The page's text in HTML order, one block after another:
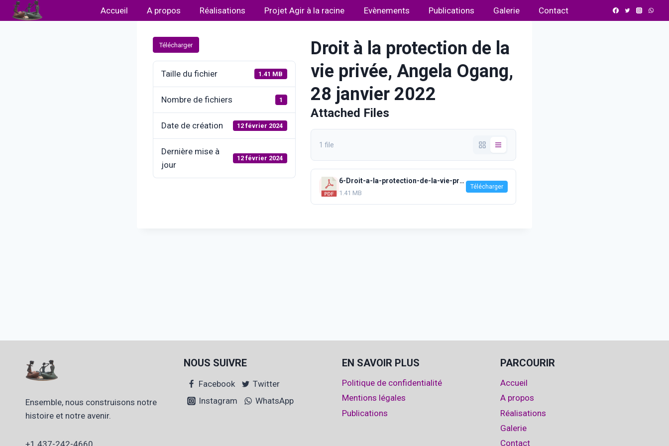
Aller
au
Accueil A propos Réalisations Projet Agir à la racine Evènements Publications Galerie Contact
Télécharger
Taille du fichier 1.41 MB
Nombre de fichiers 1
Date de création 12 février 2024
Dernière mise à
jour
12 février 2024
Droit à la protection de la
vie privée, Angela Ogang,
28 janvier 2022
Attached Files
1 file
6-Droit-a-la-protection-de-la-vie-privee.pdf
1.41 MB
Télécharger
Ensemble, nous construisons notre
histoire et notre avenir.
+1 437-242-4660
NOUS SUIVRE
Facebook
Twitter
Instagram
WhatsApp
EN SAVOIR PLUS
Politique de confidentialité
Mentions légales
Publications
PARCOURIR
Accueil
A propos
Réalisations
Galerie
Contact